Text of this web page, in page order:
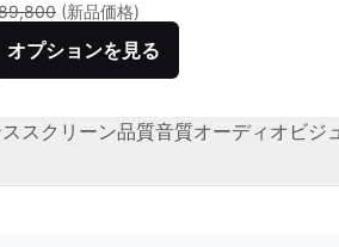
(新品価格)
オプションを見る
スクリーン品質音質オーディオビジ